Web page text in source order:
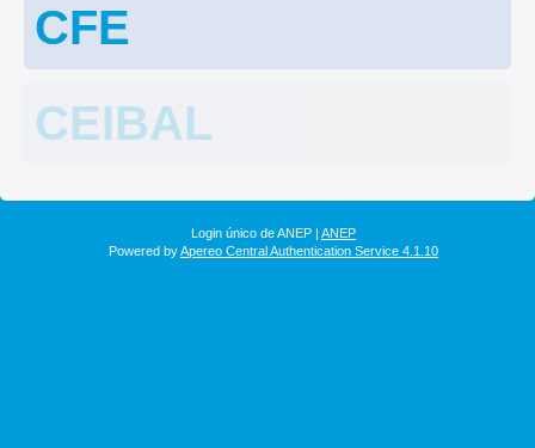
CFE
CEIBAL
Login único de ANEP | ANEP
Powered byApereo Central Authentication Service 4.1.10